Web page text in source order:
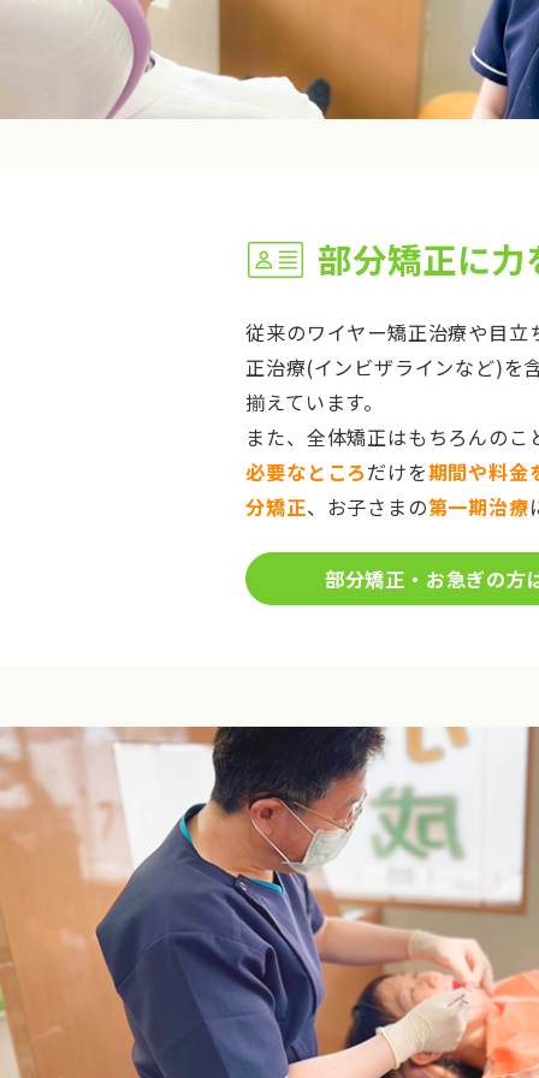
部分矯正に
従来のワイヤー矯正治療や目立
正治療(インビザラインなど)を
揃えています。
また、全体矯正はもちろんのこ
必要なところだけを期間や料金
分矯正、お子さまの第一期治療
部分矯正・お急ぎの方